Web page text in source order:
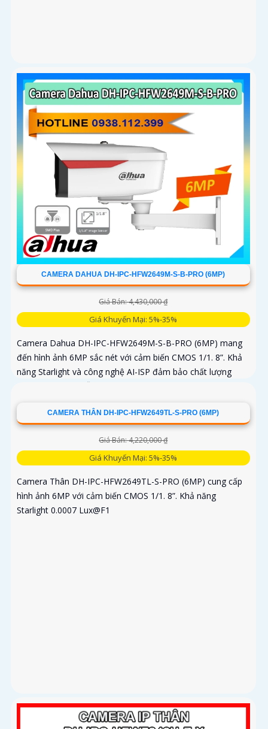
CAMERA DAHUA DH-IPC-HFW2649M-S-B-PRO (6MP)
Giá Bán: 4,430,000 ₫
Giá Khuyến Mại: 5%-35%
Camera Dahua DH-IPC-HFW2649M-S-B-PRO (6MP) mang
đến hình ảnh 6MP sắc nét với cảm biến CMOS 1/1. 8”. Khả
năng Starlight và công nghệ AI-ISP đảm bảo chất lượng
vượt trội cả ngày lẫn đêm
CAMERA THÂN DH-IPC-HFW2649TL-S-PRO (6MP)
Giá Bán: 4,220,000 ₫
Giá Khuyến Mại: 5%-35%
Camera Thân DH-IPC-HFW2649TL-S-PRO (6MP) cung cấp
hình ảnh 6MP với cảm biến CMOS 1/1. 8”. Khả năng
Starlight 0.0007 Lux@F1